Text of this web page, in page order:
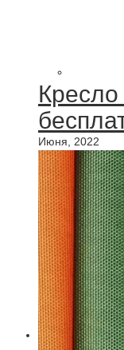
Июня, 2022